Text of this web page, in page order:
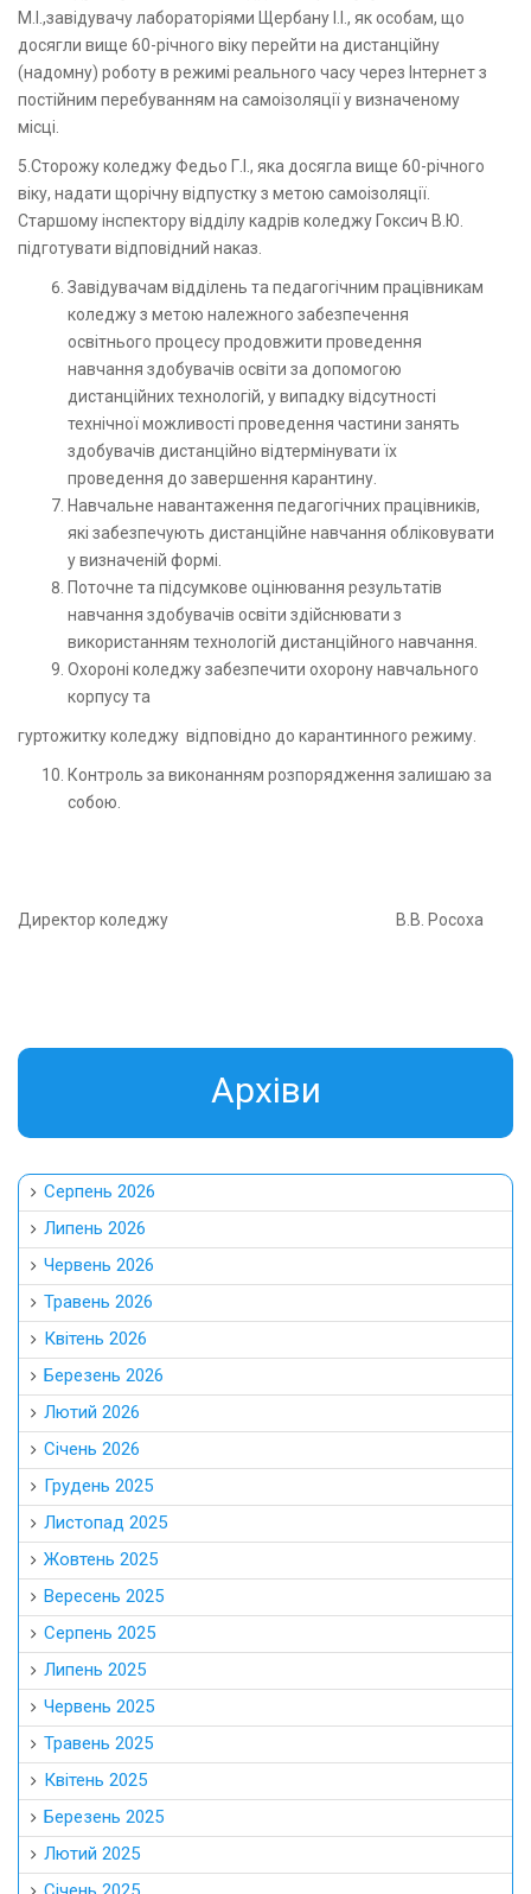
М.І.,завідувачу лабораторіями Щербану І.І., як особам, що
досягли вище 60-річного віку перейти на дистанційну
(надомну) роботу в режимі реального часу через Інтернет з
постійним перебуванням на самоізоляції у визначеному
місці.
5.Сторожу коледжу Федьо Г.І., яка досягла вище 60-річного
віку, надати щорічну відпустку з метою самоізоляції.
Старшому інспектору відділу кадрів коледжу Гоксич В.Ю.
підготувати відповідний наказ.
Завідувачам відділень та педагогічним працівникам
коледжу з метою належного забезпечення
освітнього процесу продовжити проведення
навчання здобувачів освіти за допомогою
дистанційних технологій, у випадку відсутності
технічної можливості проведення частини занять
здобувачів дистанційно відтермінувати їх
проведення до завершення карантину.
Навчальне навантаження педагогічних працівників,
які забезпечують дистанційне навчання обліковувати
у визначеній формі.
Поточне та підсумкове оцінювання результатів
навчання здобувачів освіти здійснювати з
використанням технологій дистанційного навчання.
Охороні коледжу забезпечити охорону навчального
корпусу та
гуртожитку коледжу відповідно до карантинного режиму.
Контроль за виконанням розпорядження залишаю за
собою.
Директор коледжу В.В. Росоха
Aрхіви
Серпень 2026
Липень 2026
Червень 2026
Травень 2026
Квітень 2026
Березень 2026
Лютий 2026
Січень 2026
Грудень 2025
Листопад 2025
Жовтень 2025
Вересень 2025
Серпень 2025
Липень 2025
Червень 2025
Травень 2025
Квітень 2025
Березень 2025
Лютий 2025